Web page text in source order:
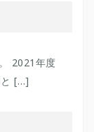
2021年度
と […]